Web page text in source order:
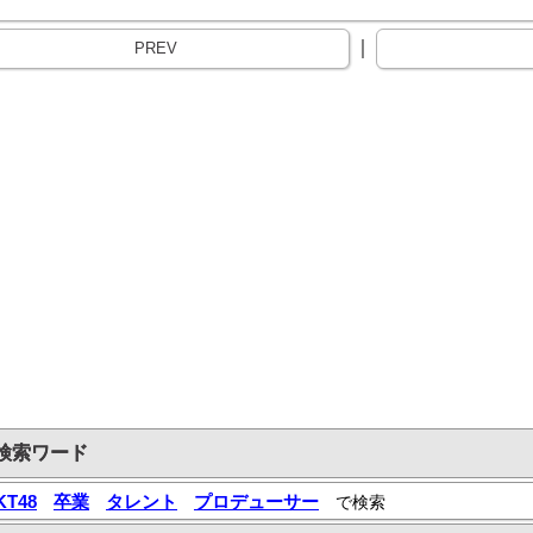
PREV
索ワード
卒業 タレント プロデューサー で検索